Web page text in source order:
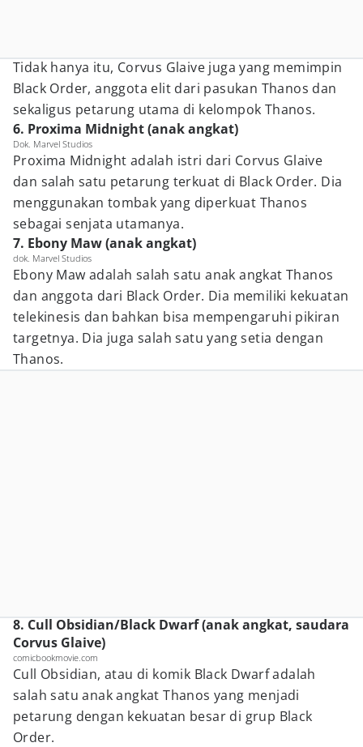
Tidak hanya itu, Corvus Glaive juga yang memimpin
Black Order, anggota elit dari pasukan Thanos dan
sekaligus petarung utama di kelompok Thanos.
6. Proxima Midnight (anak angkat)
Dok. Marvel Studios
Proxima Midnight adalah istri dari Corvus Glaive
dan salah satu petarung terkuat di Black Order. Dia
menggunakan tombak yang diperkuat Thanos
sebagai senjata utamanya.
7. Ebony Maw (anak angkat)
dok. Marvel Studios
Ebony Maw adalah salah satu anak angkat Thanos
dan anggota dari Black Order. Dia memiliki kekuatan
telekinesis dan bahkan bisa mempengaruhi pikiran
targetnya. Dia juga salah satu yang setia dengan
Thanos.
8. Cull Obsidian/Black Dwarf (anak angkat, saudara
Corvus Glaive)
comicbookmovie.com
Cull Obsidian, atau di komik Black Dwarf adalah
salah satu anak angkat Thanos yang menjadi
petarung dengan kekuatan besar di grup Black
Order.